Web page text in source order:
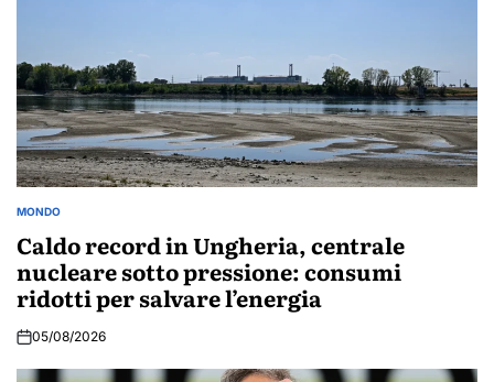
POSTED
MONDO
Caldo record in Ungheria, centrale
nucleare sotto pressione: consumi
ridotti per salvare l’energia
05/08/2026